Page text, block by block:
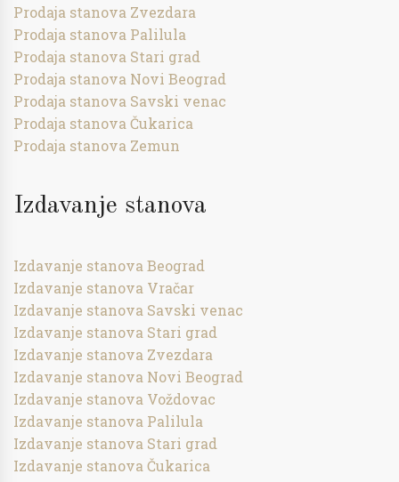
Prodaja stanova Zvezdara
Prodaja stanova Palilula
Prodaja stanova Stari grad
Prodaja stanova Novi Beograd
Prodaja stanova Savski venac
Prodaja stanova Čukarica
Prodaja stanova Zemun
Izdavanje stanova
Izdavanje stanova Beograd
Izdavanje stanova Vračar
Izdavanje stanova Savski venac
Izdavanje stanova Stari grad
Izdavanje stanova Zvezdara
Izdavanje stanova Novi Beograd
Izdavanje stanova Voždovac
Izdavanje stanova Palilula
Izdavanje stanova Stari grad
Izdavanje stanova Čukarica